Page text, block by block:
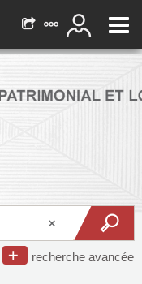
recherche avancée